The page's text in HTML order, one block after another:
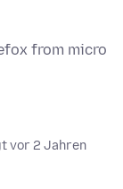
from micro
vor 2 Jahren